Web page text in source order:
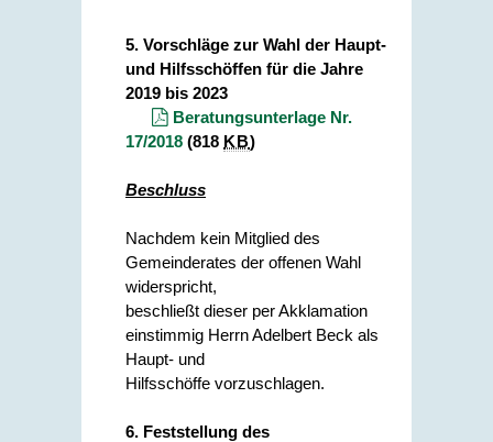
5. Vorschläge zur Wahl der Haupt-
und Hilfsschöffen für die Jahre
2019 bis 2023
Beratungsunterlage Nr.
17/2018 (818 KB)
Beschluss
Nachdem kein Mitglied des
Gemeinderates der offenen Wahl
widerspricht,
beschließt dieser per Akklamation
einstimmig Herrn Adelbert Beck als
Haupt- und
Hilfsschöffe vorzuschlagen.
6. Feststellung des